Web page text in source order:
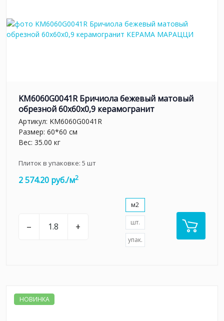
KM6060G0041R Бричиола бежевый матовый
обрезной 60x60x0,9 керамогранит
Артикул: KM6060G0041R
Размер: 60*60 см
Вес: 35.00 кг
Плиток в упаковке: 5 шт
2 574.20 руб./м2
– +
м2
шт.
упак.
НОВИНКА